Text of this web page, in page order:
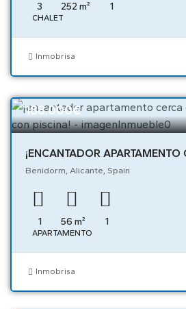
3 252 m² 1
CHALET
Inmobrisa
188.000€
Benidorm, Alicante, Spain
1 56 m² 1
APARTAMENTO
Inmobrisa